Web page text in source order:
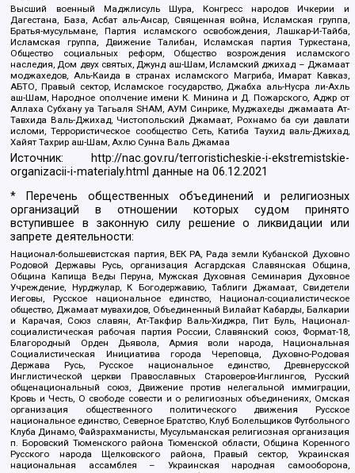
Высший военный Маджлисуль Шура, Конгресс народов Ичкерии и
Дагестана, База, Асбат аль-Ансар, Священная война, Исламская группа,
Братья-мусульмане, Партия исламского освобождения, Лашкар-И-Тайба,
Исламская группа, Движение Талибан, Исламская партия Туркестана,
Общество социальных реформ, Общество возрождения исламского
наследия, Дом двух святых, Джунд аш-Шам, Исламский джихад – Джамаат
моджахедов, Аль-Каида в странах исламского Магриба, Имарат Кавказ,
АБТО, Правый сектор, Исламское государство, Джабха аль-Нусра ли-Ахль
аш-Шам, Народное ополчение имени К. Минина и Д. Пожарского, Аджр от
Аллаха Субхану уа Тагьаля SHAM, АУМ Синрике, Муджахеды джамаата Ат-
Тавхида Валь-Джихад, Чистопольский Джамаат, Рохнамо ба суи давлати
исломи, Террористическое сообщество Сеть, Катиба Таухид валь-Джихад,
Хайят Тахрир аш-Шам, Ахлю Сунна Валь Джамаа
Источник:
http://nac.gov.ru/terroristicheskie-i-ekstremistskie-
organizacii-i-materialy.html данные на06.12.2021
* Перечень общественных объединений и религиозных
организаций в отношении которых судом принято
вступившее в законную силу решение о ликвидации или
запрете деятельности:
Национал-большевистская партия, ВЕК РА, Рада земли Кубанской Духовно
Родовой Державы Русь, организация Асгардская Славянская Община,
Община Капища Веды Перуна, Мужская Духовная Семинария Духовное
Учреждение, Нурджулар, К Богодержавию, Таблиги Джамаат, Свидетели
Иеговы, Русское национальное единство, Национал-социалистическое
общество, Джамаат мувахидов, Объединенный Вилайат Кабарды, Балкарии
и Карачая, Союз славян, Ат-Такфир Валь-Хиджра, Пит Буль, Национал-
социалистическая рабочая партия России, Славянский союз, Формат-18,
Благородный Орден Дьявола, Армия воли народа, Национальная
Социалистическая Инициатива города Череповца, Духовно-Родовая
Держава Русь, Русское национальное единство, Древнерусской
Инглистической церкви Православных Староверов-Инглингов, Русский
общенациональный союз, Движение против нелегальной иммиграции,
Кровь и Честь, О свободе совести и о религиозных объединениях, Омская
организация общественного политического движения Русское
национальное единство, Северное Братство, Клуб Болельщиков Футбольного
Клуба Динамо, Файзрахманисты, Мусульманская религиозная организация
п. Боровский Тюменского района Тюменской области, Община Коренного
Русского народа Щелковского района, Правый сектор, Украинская
национальная ассамблея – Украинская народная самооборона,